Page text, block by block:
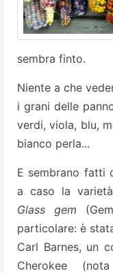
sembra finto.
Niente a che
i grani delle
verdi, viola, blu,
bianco perla...
E sembrano fatti
a caso la
Glass gem
particolare: è
Carl Barnes, un
Cherokee